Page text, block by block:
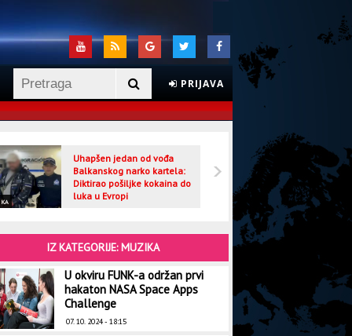
PRIJAVA
Uhapšen jedan od vođa
Balkanskog narko kartela:
Diktirao pošiljke kokaina do
luka u Evropi
CRNA HRONIKA
IZ KATEGORIJE: MUZIKA
U okviru FUNK-a održan prvi
hakaton NASA Space Apps
Challenge
07. 10. 2024 - 18:15